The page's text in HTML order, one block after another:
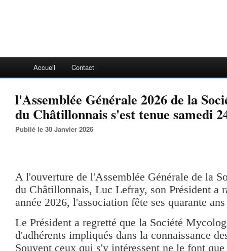
Accueil Contact
l'Assemblée Générale 2026 de la
du Châtillonnais s'est tenue samedi
Publié le 30 Janvier 2026
A l'ouverture de l'Assemblée Générale de la
du Châtillonnais, Luc Lefray, son Président a
année 2026, l'association fête ses quarante
Le Président a regretté que la Société
d'adhérents impliqués dans la connaissance
Souvent ceux qui s'y intéressent ne le font